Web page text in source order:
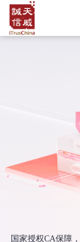
国家授权CA保障